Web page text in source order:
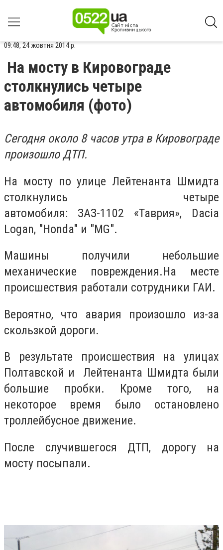
09:48, 24 жовтня 2014 р.
На мосту в Кировограде
столкнулись четыре
автомобиля (фото)
Сегодня около 8 часов утра в Кировограде
произошло ДТП.
На мосту по улице Лейтенанта Шмидта
столкнулись четыре
автомобиля: ЗАЗ-1102 «Таврия», Dacia
Logan, "Honda" и "MG".
Машины получили небольшие
механические повреждения.На месте
происшествия работали сотрудники ГАИ.
Вероятно, что авария произошло из-за
скользкой дороги.
В результате происшествия на улицах
Полтавской и Лейтенанта Шмидта были
большие пробки. Кроме того, на
некоторое время было остановлено
троллейбусное движение.
После случившегося ДТП, дорогу на
мосту посыпали.